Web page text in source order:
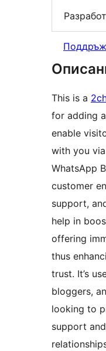
This is a
for adding
enable
with you
WhatsApp
customer
support,
help in
offering
thus
trust. It’s
bloggers,
looking to
support